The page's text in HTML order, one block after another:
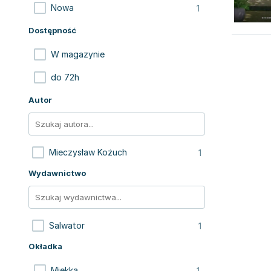
Nowa 1
Dostępność
W magazynie
do 72h
Autor
Mieczysław Kożuch 1
Wydawnictwo
Salwator 1
Okładka